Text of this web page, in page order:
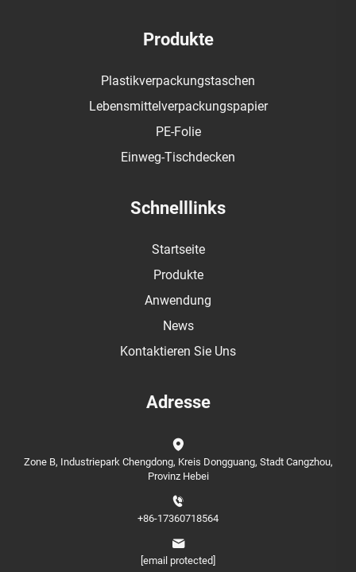
Produkte
Plastikverpackungstaschen
Lebensmittelverpackungspapier
PE-Folie
Einweg-Tischdecken
Schnelllinks
Startseite
Produkte
Anwendung
News
Kontaktieren Sie Uns
Adresse
Zone B, Industriepark Chengdong, Kreis Dongguang, Stadt Cangzhou,
Provinz Hebei
+86-17360718564
[email protected]